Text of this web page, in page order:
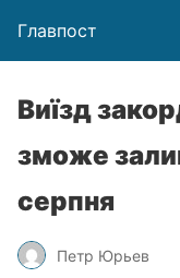
Главпост
Виїзд
зможе
серпня
Петр Юрьев